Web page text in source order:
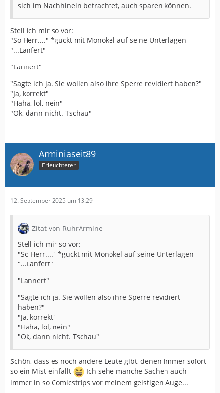
sich im Nachhinein betrachtet, auch sparen können.
Stell ich mir so vor:
"So Herr...." *guckt mit Monokel auf seine Unterlagen
"...Lanfert"
"Lannert"
"Sagte ich ja. Sie wollen also ihre Sperre revidiert haben?"
"Ja, korrekt"
"Haha, lol, nein"
"Ok, dann nicht. Tschau"
Arminiaseit89
Erleuchteter
12. September 2025 um 13:29
Zitat von RuhrArmine
Stell ich mir so vor:
"So Herr...." *guckt mit Monokel auf seine Unterlagen
"...Lanfert"
"Lannert"
"Sagte ich ja. Sie wollen also ihre Sperre revidiert
haben?"
"Ja, korrekt"
"Haha, lol, nein"
"Ok, dann nicht. Tschau"
Schön, dass es noch andere Leute gibt, denen immer sofort
so ein Mist einfällt
Ich sehe manche Sachen auch
immer in so Comicstrips vor meinem geistigen Auge...